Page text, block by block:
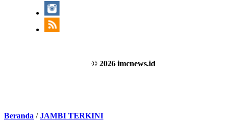
© 2026 imcnews.id
Beranda /JAMBI TERKINI